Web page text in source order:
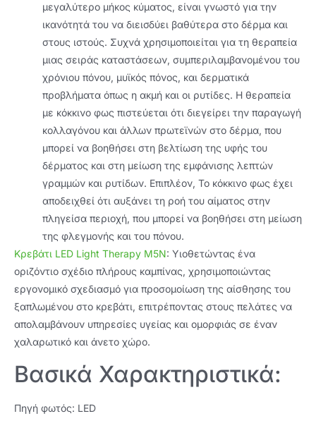
μεγαλύτερο μήκος κύματος, είναι γνωστό για την
ικανότητά του να διεισδύει βαθύτερα στο δέρμα και
στους ιστούς. Συχνά χρησιμοποιείται για τη θεραπεία
μιας σειράς καταστάσεων, συμπεριλαμβανομένου του
χρόνιου πόνου, μυϊκός πόνος, και δερματικά
προβλήματα όπως η ακμή και οι ρυτίδες. Η θεραπεία
με κόκκινο φως πιστεύεται ότι διεγείρει την παραγωγή
κολλαγόνου και άλλων πρωτεϊνών στο δέρμα, που
μπορεί να βοηθήσει στη βελτίωση της υφής του
δέρματος και στη μείωση της εμφάνισης λεπτών
γραμμών και ρυτίδων. Επιπλέον, Το κόκκινο φως έχει
αποδειχθεί ότι αυξάνει τη ροή του αίματος στην
πληγείσα περιοχή, που μπορεί να βοηθήσει στη μείωση
της φλεγμονής και του πόνου.
Κρεβάτι LED Light Therapy M5N: Υιοθετώντας ένα
οριζόντιο σχέδιο πλήρους καμπίνας, χρησιμοποιώντας
εργονομικό σχεδιασμό για προσομοίωση της αίσθησης του
ξαπλωμένου στο κρεβάτι, επιτρέποντας στους πελάτες να
απολαμβάνουν υπηρεσίες υγείας και ομορφιάς σε έναν
χαλαρωτικό και άνετο χώρο.
Βασικά Χαρακτηριστικά:
Πηγή φωτός: LED